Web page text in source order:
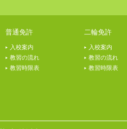
普通免許
入校案内
教習の流れ
教習時限表
二輪免許
入校案内
教習の流れ
教習時限表